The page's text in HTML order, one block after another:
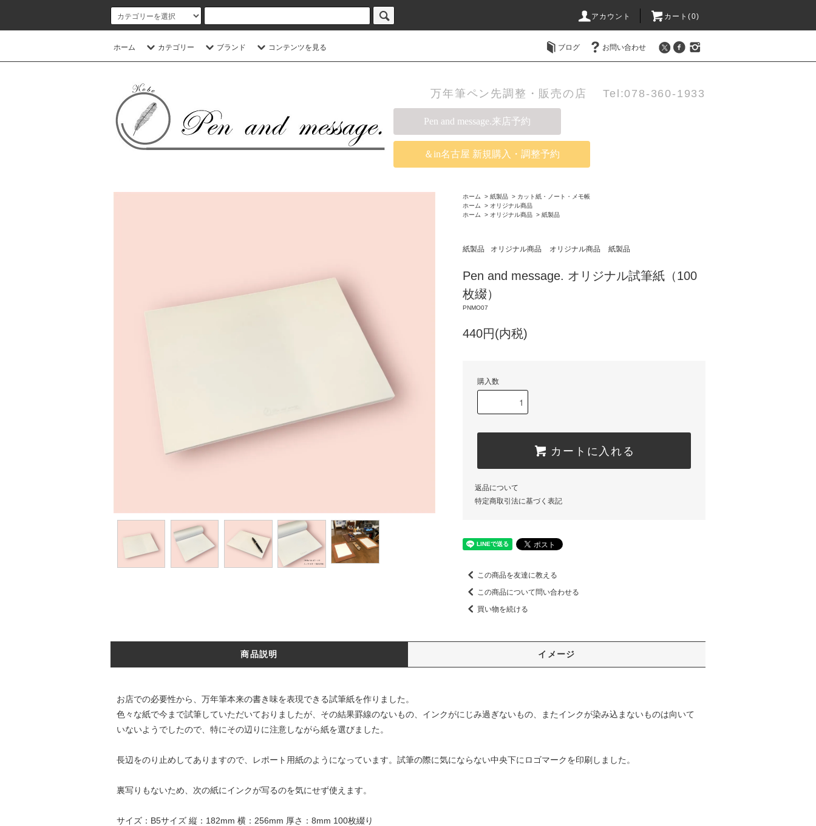
アカウント カート(0)
ホーム カテゴリー ブランド コンテンツを見る ブログ お問い合わせ
万年筆ペン先調整・販売の店 Tel:078-360-1933
Pen and message.来店予約
＆in名古屋 新規購入・調整予約
ホーム > 紙製品 > カット紙・ノート・メモ帳
ホーム
> オリジナル商品
ホーム
> オリジナル商品 > 紙製品
紙製品 オリジナル商品 オリジナル商品 紙製品
Pen and message. オリジナル試筆紙（100
枚綴）
PNMO07
440円(内税)
購入数
カートに入れる
返品について
特定商取引法に基づく表記
この商品を友達に教える
この商品について問い合わせる
買い物を続ける
商品説明 イメージ
お店での必要性から、万年筆本来の書き味を表現できる試筆紙を作りました。
色々な紙で今まで試筆していただいておりましたが、その結果罫線のないもの、インクがにじみ過ぎないもの、またインクが染み込まないものは向いて
いないようでしたので、特にその辺りに注意しながら紙を選びました。
長辺をのり止めしてありますので、レポート用紙のようになっています。試筆の際に気にならない中央下にロゴマークを印刷しました。
裏写りもないため、次の紙にインクが写るのを気にせず使えます。
サイズ：B5サイズ 縦：182mm 横：256mm 厚さ：8mm 100枚綴り